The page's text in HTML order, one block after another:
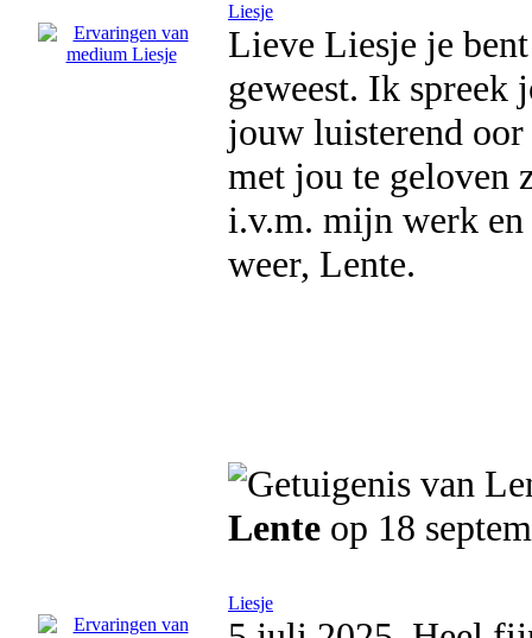
Liesje
Lieve Liesje je bent
geweest. Ik spreek
jouw luisterend
met jou te geloven
i.v.m. mijn werk
weer, Lente.
Lente op 18
Liesje